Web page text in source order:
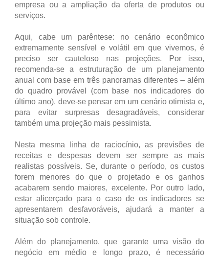
empresa ou a ampliação da oferta de produtos ou
serviços.
Aqui, cabe um parêntese: no cenário econômico
extremamente sensível e volátil em que vivemos, é
preciso ser cauteloso nas projeções. Por isso,
recomenda-se a estruturação de um planejamento
anual com base em três panoramas diferentes – além
do quadro provável (com base nos indicadores do
último ano), deve-se pensar em um cenário otimista e,
para evitar surpresas desagradáveis, considerar
também uma projeção mais pessimista.
Nesta mesma linha de raciocínio, as previsões de
receitas e despesas devem ser sempre as mais
realistas possíveis. Se, durante o período, os custos
forem menores do que o projetado e os ganhos
acabarem sendo maiores, excelente. Por outro lado,
estar alicerçado para o caso de os indicadores se
apresentarem desfavoráveis, ajudará a manter a
situação sob controle.
Além do planejamento, que garante uma visão do
negócio em médio e longo prazo, é necessário